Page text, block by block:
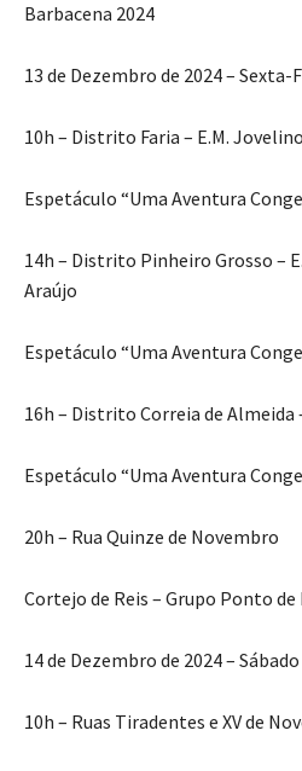
Barbacena 2024
13 de Dezembro de 2024 – Sexta-
10h – Distrito Faria – E.M.
Espetáculo “Uma Aventura
14h – Distrito Pinheiro Grosso –
Araújo
Espetáculo “Uma Aventura
16h – Distrito Correia de Almeida
Espetáculo “Uma Aventura
20h – Rua Quinze de Novembro
Cortejo de Reis – Grupo Ponto de
14 de Dezembro de 2024 – Sábado
10h – Ruas Tiradentes e XV de